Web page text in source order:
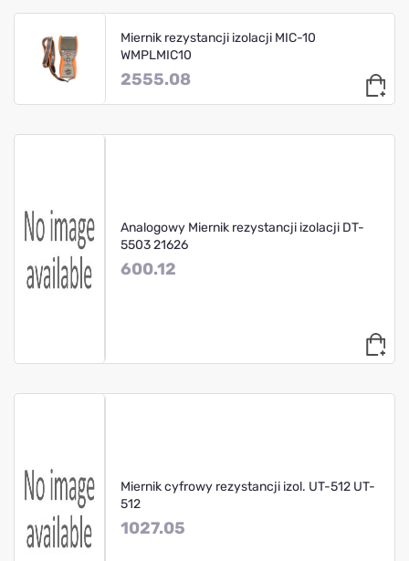
Miernik rezystancji izolacji MIC-10
WMPLMIC10
2555.08
Analogowy Miernik rezystancji izolacji DT-
5503 21626
600.12
Miernik cyfrowy rezystancji izol. UT-512 UT-
512
1027.05